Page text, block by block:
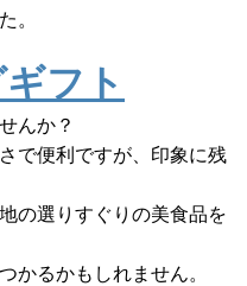
。
フト
んか？
で便利ですが、印象に残
の選りすぐりの美食品を
かるかもしれません。